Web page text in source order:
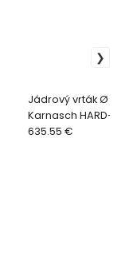
Jádrový vrták Ø 130
Karnasch HARD-LINE
635.55 €